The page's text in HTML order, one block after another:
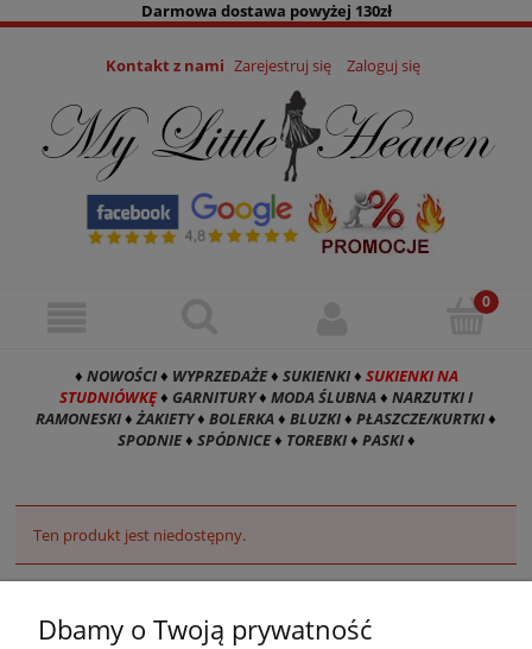
Darmowa dostawa powyżej 130zł
Kontakt z nami Zarejestruj się Zaloguj się
♦ NOWOŚCI♦ WYPRZEDAŻE♦ SUKIENKI♦ SUKIENKI NA
STUDNIÓWKĘ♦ GARNITURY♦ MODA ŚLUBNA♦ NARZUTKI I
RAMONESKI♦ŻAKIETY♦ BOLERKA♦ BLUZKI♦ PŁASZCZE/KURTKI♦
SPODNIE♦ SPÓDNICE♦ TOREBKI♦ PASKI♦
Ten produkt jest niedostępny.
Dbamy o Twoją prywatność